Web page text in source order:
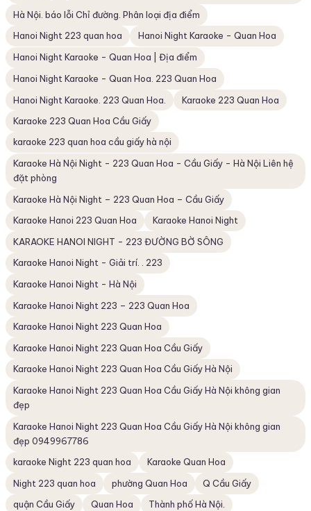
Hà Nội. báo lỗi Chỉ đường. Phân loại địa điểm
Hanoi Night 223 quan hoa
Hanoi Night Karaoke - Quan Hoa
Hanoi Night Karaoke - Quan Hoa | Địa điểm
Hanoi Night Karaoke - Quan Hoa. 223 Quan Hoa
Hanoi Night Karaoke. 223 Quan Hoa.
Karaoke 223 Quan Hoa
Karaoke 223 Quan Hoa Cầu Giấy
karaoke 223 quan hoa cầu giấy hà nội
Karaoke Hà Nội Night - 223 Quan Hoa - Cầu Giấy - Hà Nội Liên hệ
đặt phòng
Karaoke Hà Nội Night – 223 Quan Hoa – Cầu Giấy
Karaoke Hanoi 223 Quan Hoa
Karaoke Hanoi Night
KARAOKE HANOI NIGHT - 223 ĐƯỜNG BỜ SÔNG
Karaoke Hanoi Night - Giải trí. . 223
Karaoke Hanoi Night - Hà Nội
Karaoke Hanoi Night 223 – 223 Quan Hoa
Karaoke Hanoi Night 223 Quan Hoa
Karaoke Hanoi Night 223 Quan Hoa Cầu Giấy
Karaoke Hanoi Night 223 Quan Hoa Cầu Giấy Hà Nội
Karaoke Hanoi Night 223 Quan Hoa Cầu Giấy Hà Nội không gian
đẹp
Karaoke Hanoi Night 223 Quan Hoa Cầu Giấy Hà Nội không gian
đẹp 0949967786
karaoke Night 223 quan hoa
Karaoke Quan Hoa
Night 223 quan hoa
phường Quan Hoa
Q Cầu Giấy
quận Cầu Giấy
Quan Hoa
Thành phố Hà Nội.